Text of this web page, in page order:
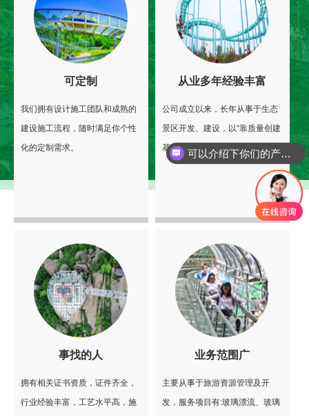
可定制
我们拥有设计施工团队和成熟的
建设施工流程，随时满足你个性
化的定制需求。
从业多年经验丰富
公司成立以来，长年从事于生态
景区开发、建设，以“靠质量创建
基业，凭信誉走向辉煌”为宗旨。
事找的人
拥有相关证书资质，证件齐全，
行业经验丰富，工艺水平高，施
业务范围广
主要从事于旅游资源管理及开
发，服务项目有:玻璃漂流、玻璃
可以介绍下你们的产品么